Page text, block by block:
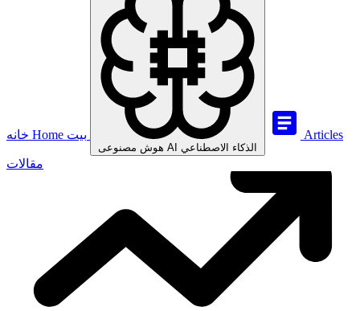
Home
AI الذكاء الاصطناعي
Articles
مقالات